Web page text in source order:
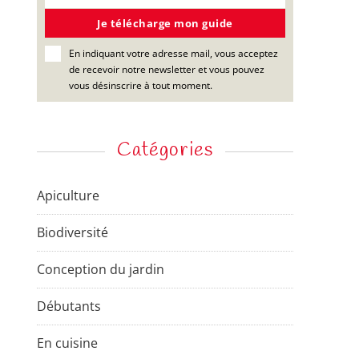
Je télécharge mon guide
En indiquant votre adresse mail, vous acceptez
de recevoir notre newsletter et vous pouvez
vous désinscrire à tout moment.
Catégories
Apiculture
Biodiversité
Conception du jardin
Débutants
En cuisine
Close
this
module
vos
alimentaire. Nous